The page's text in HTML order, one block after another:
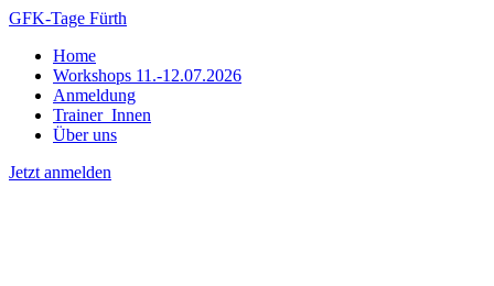
GFK-Tage Fürth
Home
Workshops 11.-12.07.2026
Anmeldung
Trainer_Innen
Über uns
Jetzt anmelden